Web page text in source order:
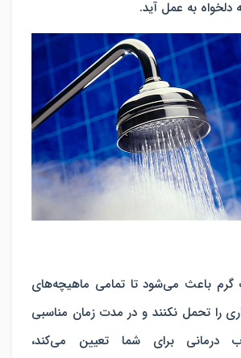
دلخواه به عمل آید.
گرم باعث می‌شود تا تمامی ماهیچه‌های
را تحمل نکنند و در مدت زمان مناسبی
برای شما تعیین می‌کند،